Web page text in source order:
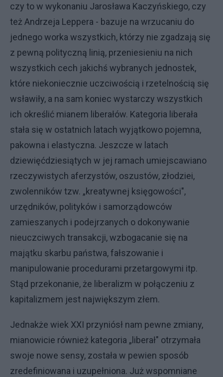
czy to w wykonaniu Jarosława Kaczyńskiego, czy
też Andrzeja Leppera - bazuje na wrzucaniu do
jednego worka wszystkich, którzy nie zgadzają się
z pewną polityczną linią, przeniesieniu na nich
wszystkich cech jakichś wybranych jednostek,
które niekoniecznie uczciwością i rzetelnością się
wsławiły, a na sam koniec wystarczy wszystkich
ich określić mianem liberałów. Kategoria liberała
stała się w ostatnich latach wyjątkowo pojemna,
pakowna i elastyczna. Jeszcze w latach
dziewięćdziesiątych w jej ramach umiejscawiano
rzeczywistych aferzystów, oszustów, złodziei,
zwolenników tzw. „kreatywnej księgowości",
urzędników, polityków i samorządowców
zamieszanych i podejrzanych o dokonywanie
nieuczciwych transakcji, wzbogacanie się na
majątku skarbu państwa, fałszowanie i
manipulowanie procedurami przetargowymi itp.
Stąd przekonanie, że liberalizm w połączeniu z
kapitalizmem jest największym złem.
Jednakże wiek XXI przyniósł nam pewne zmiany,
mianowicie również kategoria „liberał" otrzymała
swoje nowe sensy, została w pewien sposób
zredefiniowana i uzupełniona. Już wspomniane